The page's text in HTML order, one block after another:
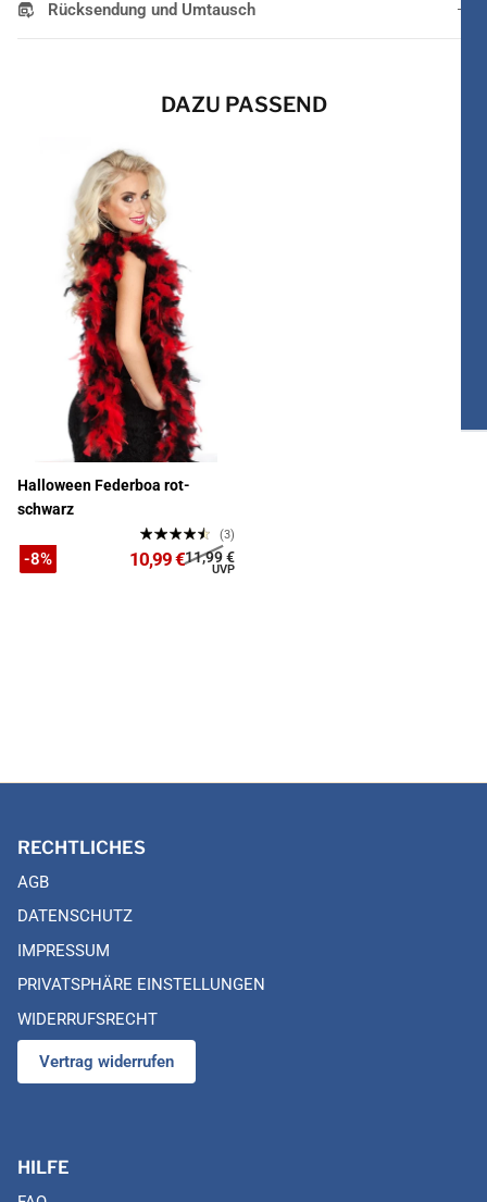
Rücksendung und Umtausch
DAZU PASSEND
Halloween Federboa rot-
schwarz
(3)
10,99 €11,99 €
-8%
RECHTLICHES
AGB
DATENSCHUTZ
IMPRESSUM
PRIVATSPHÄRE EINSTELLUNGEN
WIDERRUFSRECHT
Vertrag widerrufen
HILFE